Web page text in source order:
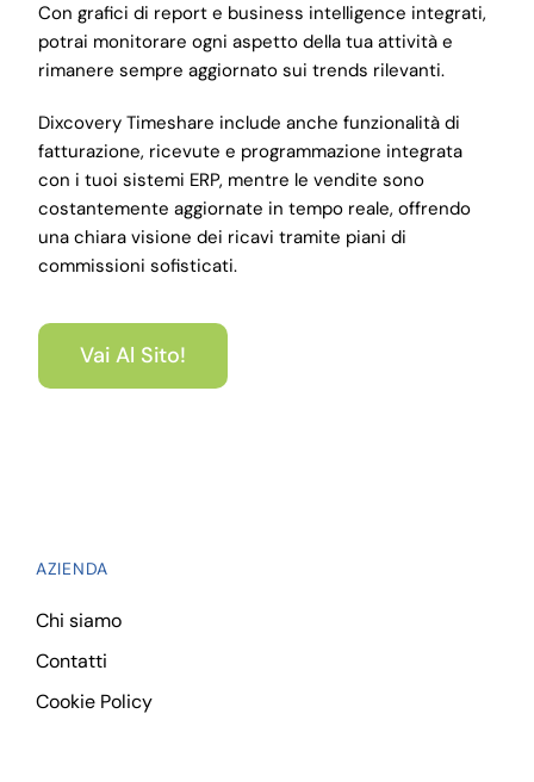
Con grafici di report e business intelligence integrati,
potrai monitorare ogni aspetto della tua attività e
rimanere sempre aggiornato sui trends rilevanti.
Dixcovery Timeshare include anche funzionalità di
fatturazione, ricevute e programmazione integrata
con i tuoi sistemi ERP, mentre le vendite sono
costantemente aggiornate in tempo reale, offrendo
una chiara visione dei ricavi tramite piani di
commissioni sofisticati.
Vai Al Sito!
AZIENDA
Chi siamo
Contatti
Cookie Policy